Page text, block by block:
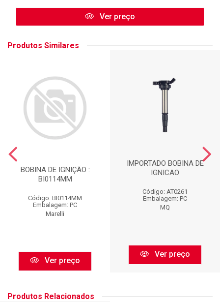
Ver preço
Produtos Similares
BOBINA DE IGNIÇÃO :
BI0114MM
Código: BI0114MM
Embalagem: PC
Marelli
Ver preço
IMPORTADO BOBINA DE
IGNICAO
Código: AT0261
Embalagem: PC
MQ
Ver preço
Produtos Relacionados